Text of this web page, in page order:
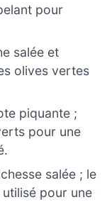
pour
salée et
olives vertes
piquante ;
pour une
salée ; le
pour une